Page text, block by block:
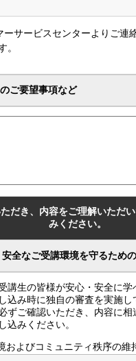
ーサービスセンターよりご連
。
ご要望事項など
だき、内容をご理解いただ
みください。
全なご受講環境を守るため
講生の皆様が安心・安全に学
込み時に独自の審査を実施し
ずご確認いただき、内容に相
込みください。
およびコミュニティ秩序の維